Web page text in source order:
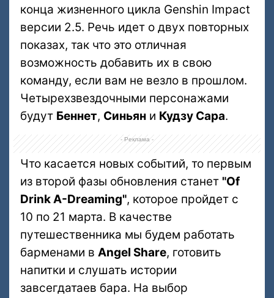
конца жизненного цикла Genshin Impact
версии 2.5. Речь идет о двух повторных
показах, так что это отличная
возможность добавить их в свою
команду, если вам не везло в прошлом.
Четырехзвездочными персонажами
будут Беннет, Синьян и Кудзу Сара.
- Реклама -
Что касается новых событий, то первым
из второй фазы обновления станет "Of
Drink A-Dreaming", которое пройдет с
10 по 21 марта. В качестве
путешественника мы будем работать
барменами в Angel Share, готовить
напитки и слушать истории
завсегдатаев бара. На выбор